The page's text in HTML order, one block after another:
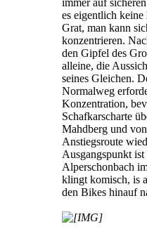
immer auf
es eigentlich keine
Grat, man kann
konzentrieren.
den Gipfel des
alleine, die
seines Gleichen.
Normalweg
Konzentration,
Schafkarscharte
Mahdberg und
Anstiegsroute
Ausgangspunkt
Alperschonbach
klingt komisch, is
den Bikes hinauf